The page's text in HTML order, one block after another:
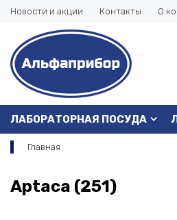
Новости и акции Контакты О
ЛАБОРАТОРНАЯ ПОСУДА
Главная
Aptaca (251)